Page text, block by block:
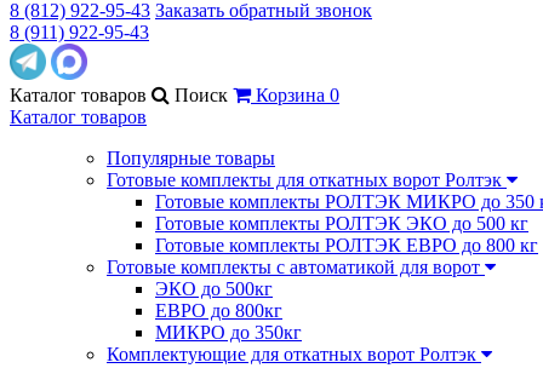
8 (812) 922-95-43 Заказать обратный звонок
8 (911) 922-95-43
Каталог товаров Поиск Корзина 0
Каталог товаров
Популярные товары
Готовые комплекты для откатных ворот Ролтэк
Готовые комплекты РОЛТЭК МИКРО до 350
Готовые комплекты РОЛТЭК ЭКО до 500 кг
Готовые комплекты РОЛТЭК ЕВРО до 800 кг
Готовые комплекты с автоматикой для ворот
ЭКО до 500кг
ЕВРО до 800кг
МИКРО до 350кг
Комплектующие для откатных ворот Ролтэк